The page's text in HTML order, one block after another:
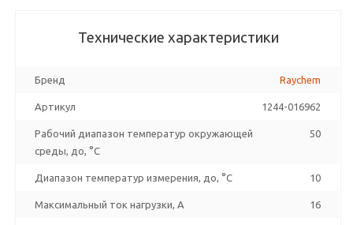
Технические характеристики
Бренд Raychem
Артикул 1244-016962
Рабочий диапазон температур окружающей
среды, до, °C
50
Диапазон температур измерения, до, °C 10
Максимальный ток нагрузки, А 16